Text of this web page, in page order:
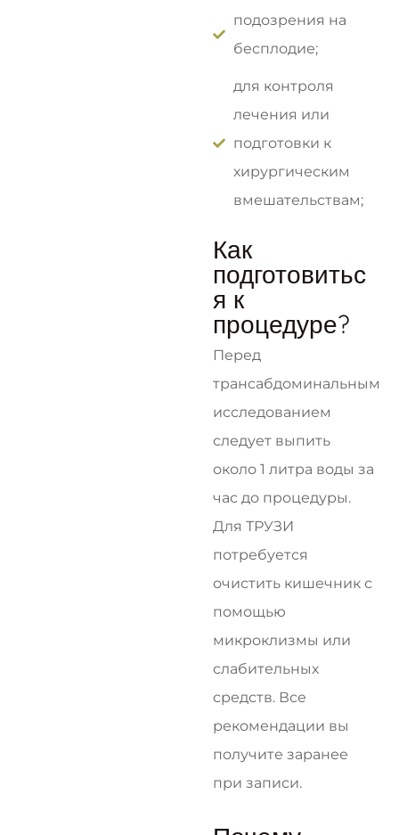
подозрения на
бесплодие;
для контроля
лечения или
подготовки к
хирургическим
вмешательствам;
Как
подготовитьс
я к
процедуре?
Перед
трансабдоминальным
исследованием
следует выпить
около 1 литра воды за
час до процедуры.
Для ТРУЗИ
потребуется
очистить кишечник с
помощью
микроклизмы или
слабительных
средств. Все
рекомендации вы
получите заранее
при записи.